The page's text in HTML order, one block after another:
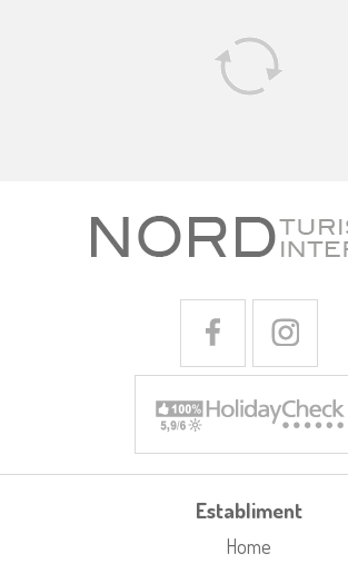
Establiment
Home